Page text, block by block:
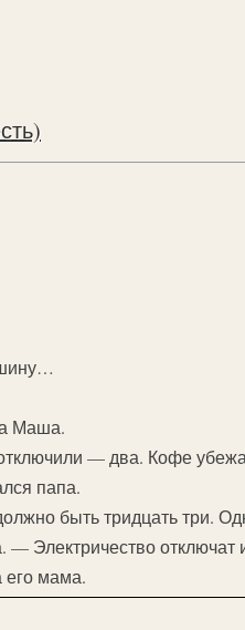
Маша.
— два. Кофе
папа.
быть тридцать три.
Электричество отключат
мама.